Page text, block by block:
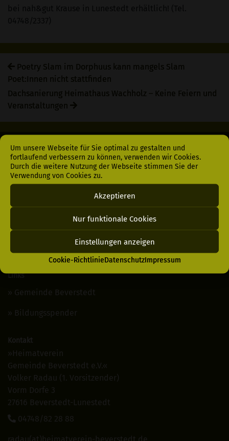
Um unsere Webseite für Sie optimal zu gestalten und
fortlaufend verbessern zu können, verwenden wir Cookies.
Durch die weitere Nutzung der Webseite stimmen Sie der
Verwendung von Cookies zu.
Akzeptieren
Nur funktionale Cookies
Einstellungen anzeigen
Cookie-RichtlinieDatenschutzImpressum
Poetry Slam im Dorphuus kann mangels Slam
Poet:Innen nicht stattfinden
Dachsanierung Heimathaus Wachholz – Keine Feiern und
Veranstaltungen
Menü
Login
Kontakt
Links
Gemeinde Beverstedt
Bildungsspender
Kontakt
»Heimatverein
Gemeinde Beverstedt e.V.«
Volker Radau (1. Vorsitzender)
Vorm Dorfe 3
27616 Beverstedt-Lunestedt
04748/82 28 88